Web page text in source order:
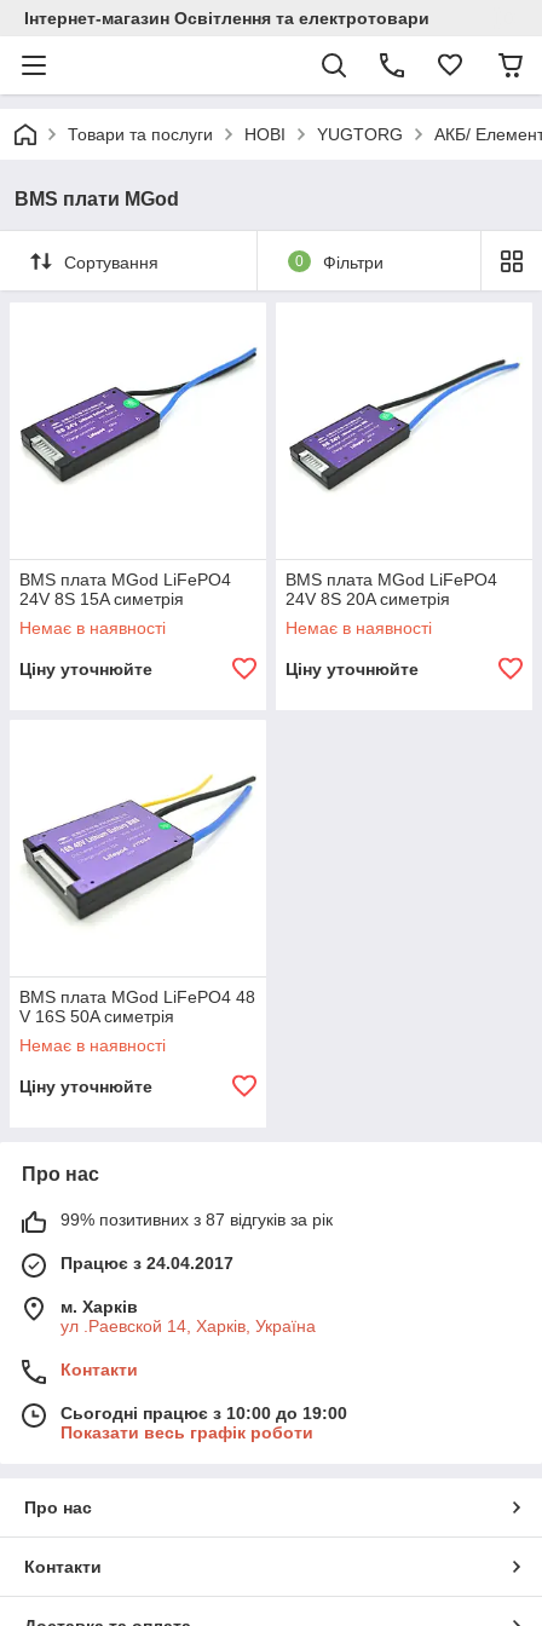
Інтернет-магазин Освітлення та електротовари
Товари та послуги НОВІ YUGTORG АКБ/
BMS плати MGod
Сортування 0 Фільтри
BMS плата MGod LiFePO4
24V 8S 15A симетрія
Немає в наявності
Ціну уточнюйте
BMS плата MGod LiFePO4
24V 8S 20A симетрія
Немає в наявності
Ціну уточнюйте
BMS плата MGod LiFePO4 48
V 16S 50A симетрія
Немає в наявності
Ціну уточнюйте
Про нас
99% позитивних з 87 відгуків за рік
Працює з 24.04.2017
м. Харків
ул .Раевской 14, Харків, Україна
Контакти
Сьогодні працює з 10:00 до 19:00
Показати весь графік роботи
Про нас
Контакти